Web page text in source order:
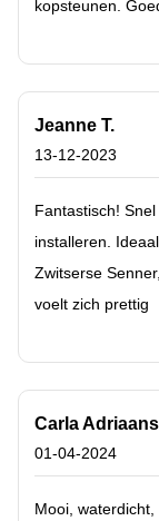
kopsteunen.
Jeanne T.
13-12-2023
Fantastisch!
installeren.
Zwitserse
voelt zich prettig
Carla
01-04-2024
Mooi,